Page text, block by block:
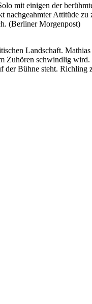
mit einigen der
Attitüde
(Berliner Morgenpost)
Landschaft.
Zuhören schwindlig
Bühne steht. Richling